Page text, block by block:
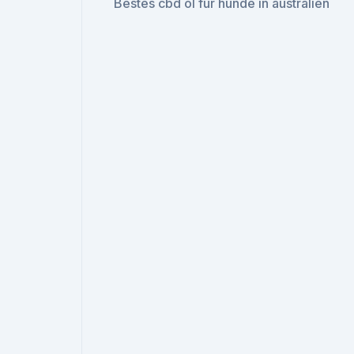
Bestes cbd öl für hunde in australien